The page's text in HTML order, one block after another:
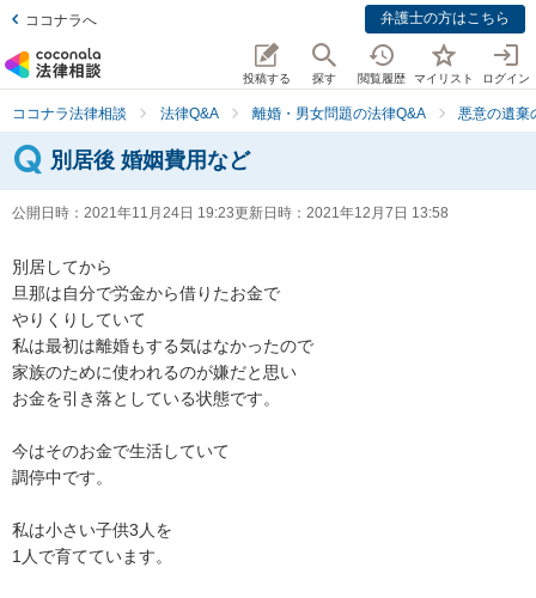
ココナラへ 弁護士の方はこちら
投稿する 探す 閲覧履歴 マイリスト ログイン
ココナラ法律相談 法律Q&A 離婚・男女問題の法律Q&A 悪意の遺棄
別居後 婚姻費用など
公開日時： 2021年11月24日 19:23更新日時： 2021年12月7日 13:58
別居してから
旦那は自分で労金から借りたお金で
やりくりしていて
私は最初は離婚もする気はなかったので
家族のために使われるのが嫌だと思い
お金を引き落としている状態です。
今はそのお金で生活していて
調停中です。
私は小さい子供3人を
1人で育てています。